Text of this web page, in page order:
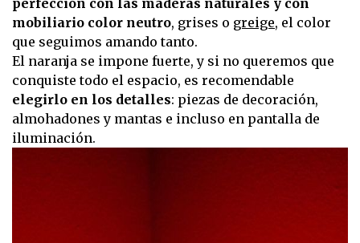
mobiliario color neutro, grises o greige, el color
que seguimos amando tanto.
El naranja se impone fuerte, y si no queremos que
conquiste todo el espacio, es recomendable
elegirlo en los detalles: piezas de decoración,
almohadones y mantas e incluso en pantalla de
iluminación.